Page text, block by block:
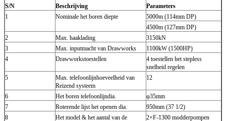
S/N Beschrijving
Parameters
1
Nominale het boren diepte
5000m (114mm DP)
4500m (127mm DP)
2
Max. haaklading
3150kN
3
Max. inputmacht van Drawworks
1100kW (1500HP)
4
Drawworkstoestellen
4 toestellen het stepless
snelheid regelen
5
Max. telefoonlijnhoeveelheid van
Reizend systeem
12
6 Het boren telefoonlijndia.
φ35mm
7
Roterende lijst het openen dia.
950mm (37 1/2)
8
Het model & het aantal van de 2×F-1300 modderpompen